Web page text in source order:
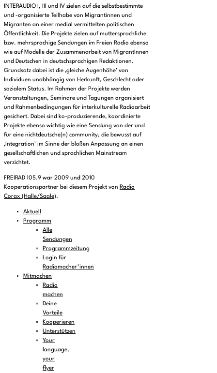
INTERAUDIO I, III und IV zielen auf die selbstbestimmte
und -organisierte Teilhabe von Migrantinnen und
Migranten an einer medial vermittelten politischen
Öffentlichkeit. Die Projekte zielen auf muttersprachliche
bzw. mehrsprachige Sendungen im Freien Radio ebenso
wie auf Modelle der Zusammenarbeit von MigrantInnen
und Deutschen in deutschsprachigen Redaktionen.
Grundsatz dabei ist die ‚gleiche Augenhöhe’ von
Individuen unabhängig von Herkunft, Geschlecht oder
sozialem Status. Im Rahmen der Projekte werden
Veranstaltungen, Seminare und Tagungen organisiert
und Rahmenbedingungen für interkulturelle Radioarbeit
gesichert. Dabei sind ko-produzierende, koordinierte
Projekte ebenso wichtig wie eine Sendung von der und
für eine nichtdeutsche(n) community, die bewusst auf
‚Integration’ im Sinne der bloßen Anpassung an einen
gesellschaftlichen und sprachlichen Mainstream
verzichtet.
FREIRAD 105.9 war 2009 und 2010
Kooperationspartner bei diesem Projekt von Radio
Corax (Halle/Saale).
Aktuell
Programm
Alle
Sendungen
Programmzeitung
Login für
Radiomacher*innen
Mitmachen
Radio
machen
Deine
Vorteile
Kooperieren
Unterstützen
Your
language,
your
flyer